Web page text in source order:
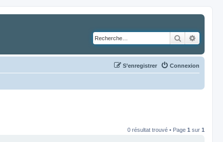
Rechercher
Connexion
S’enregistrer
0 résultat trouvé • Page 1 sur 1